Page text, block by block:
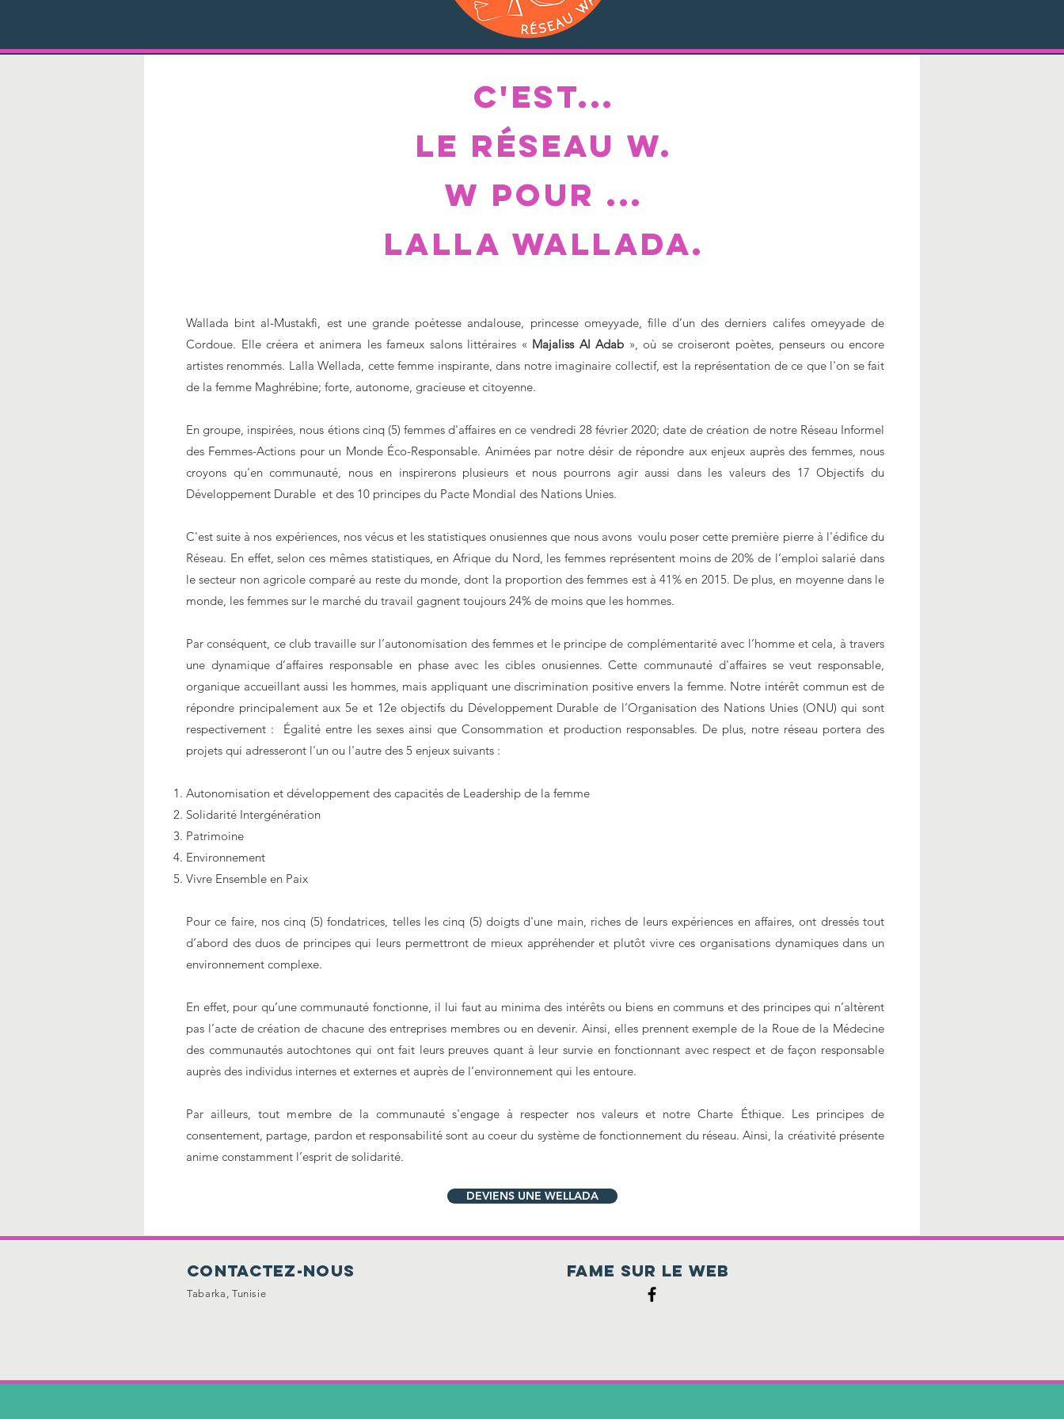
C'est...
Le RéSEAU W.
w POUR ...
lalla WaLLADA.
Wallada bint al-Mustakfi, est une grande poétesse andalouse, princesse omeyyade, fille d’un des derniers califes omeyyade de
Cordoue. Elle créera et animera les fameux salons littéraires « Majaliss Al Adab », où se croiseront poètes, penseurs ou encore
artistes renommés. Lalla Wellada, cette femme inspirante, dans notre imaginaire collectif, est la représentation de ce que l'on se fait
de la femme Maghrébine; forte, autonome, gracieuse et citoyenne.
En groupe, inspirées, nous étions cinq (5) femmes d'affaires en ce vendredi 28 février 2020; date de création de notre Réseau Informel
des Femmes-Actions pour un Monde Éco-Responsable. Animées par notre désir de répondre aux enjeux auprès des femmes, nous
croyons qu'en communauté, nous en inspirerons plusieurs et nous pourrons agir aussi dans les valeurs des 17 Objectifs du
Développement Durable et des 10 principes du Pacte Mondial des Nations Unies.
C'est suite à nos expériences, nos vécus et les statistiques onusiennes que nous avons voulu poser cette première pierre à l'édifice du
Réseau. En effet, selon ces mêmes statistiques, en Afrique du Nord, les femmes représentent moins de 20% de l’emploi salarié dans
le secteur non agricole comparé au reste du monde, dont la proportion des femmes est à 41% en 2015. De plus, en moyenne dans le
monde, les femmes sur le marché du travail gagnent toujours 24% de moins que les hommes.
Par conséquent, ce club travaille sur l’autonomisation des femmes et le principe de complémentarité avec l’homme et cela, à travers
une dynamique d’affaires responsable en phase avec les cibles onusiennes. Cette communauté d'affaires se veut responsable,
organique accueillant aussi les hommes, mais appliquant une discrimination positive envers la femme. Notre intérêt commun est de
répondre principalement aux 5e et 12e objectifs du Développement Durable de l’Organisation des Nations Unies (ONU) qui sont
respectivement : Égalité entre les sexes ainsi que Consommation et production responsables. De plus, notre réseau portera des
projets qui adresseront l'un ou l'autre des 5 enjeux suivants :
Autonomisation et développement des capacités de Leadership de la femme
Solidarité Intergénération
Patrimoine
Environnement
Vivre Ensemble en Paix
Pour ce faire, nos cinq (5) fondatrices, telles les cinq (5) doigts d'une main, riches de leurs expériences en affaires, ont dressés tout
d’abord des duos de principes qui leurs permettront de mieux appréhender et plutôt vivre ces organisations dynamiques dans un
environnement complexe.
En effet, pour qu’une communauté fonctionne, il lui faut au minima des intérêts ou biens en communs et des principes qui n’altèrent
pas l’acte de création de chacune des entreprises membres ou en devenir. Ainsi, elles prennent exemple de la Roue de la Médecine
des communautés autochtones qui ont fait leurs preuves quant à leur survie en fonctionnant avec respect et de façon responsable
auprès des individus internes et externes et auprès de l’environnement qui les entoure.
Par ailleurs, tout membre de la communauté s'engage à respecter nos valeurs et notre Charte Éthique. Les principes de
consentement, partage, pardon et responsabilité sont au coeur du système de fonctionnement du réseau. Ainsi, la créativité présente
anime constamment l’esprit de solidarité.
DEVIENS UNE WELLADA
contactez-nous
Tabarka, Tunisie
fame sur le web